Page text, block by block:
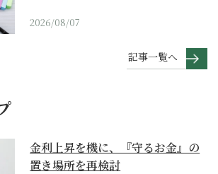
2026/08/07
記事一覧へ
金利上昇を機に、『守るお金』の
置き場所を再検討